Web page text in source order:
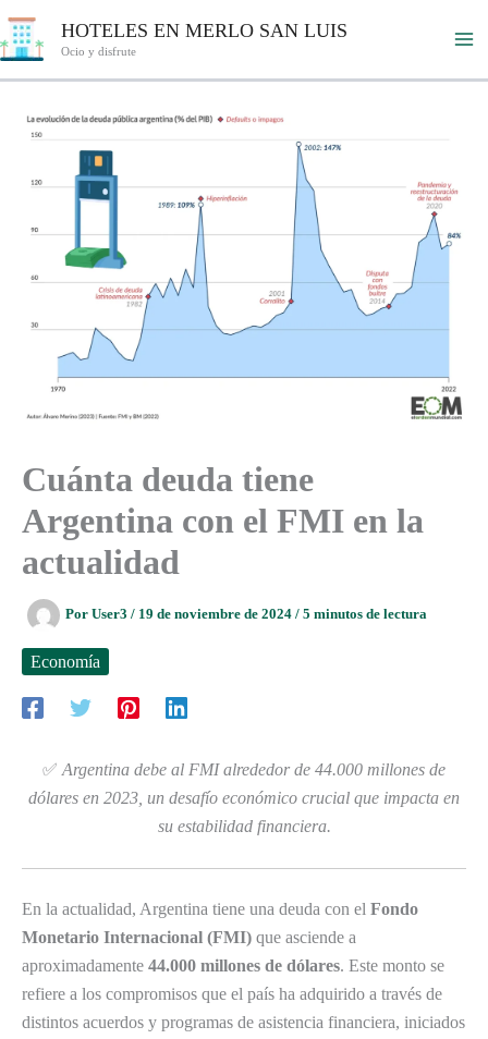
al
HOTELES EN MERLO SAN LUIS
Ocio y disfrute
Cuánta deuda tiene
Argentina con el FMI en la
actualidad
Por User3 / 19 de noviembre de 2024 / 5 minutos de lectura
Economía
✅ Argentina debe al FMI alrededor de 44.000 millones de
dólares en 2023, un desafío económico crucial que impacta en
su estabilidad financiera.
En la actualidad, Argentina tiene una deuda con el Fondo
Monetario Internacional (FMI) que asciende a
aproximadamente 44.000 millones de dólares. Este monto se
refiere a los compromisos que el país ha adquirido a través de
distintos acuerdos y programas de asistencia financiera, iniciados